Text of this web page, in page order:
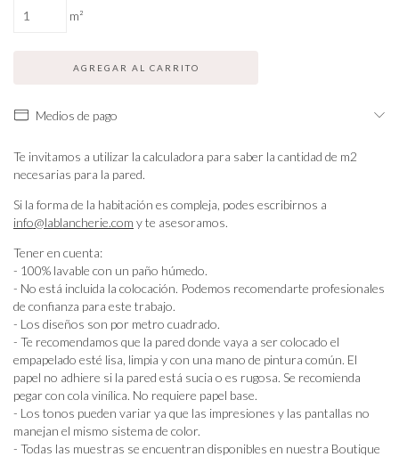
m²
Medios de pago
Te invitamos a utilizar la calculadora para saber la cantidad de m2
necesarias para la pared.
Si la forma de la habitación es compleja, podes escribirnos a
info@lablancherie.com y te asesoramos.
Tener en cuenta:
- 100% lavable con un paño húmedo.
- No está incluida la colocación. Podemos recomendarte profesionales
de confianza para este trabajo.
- Los diseños son por metro cuadrado.
- Te recomendamos que la pared donde vaya a ser colocado el
empapelado esté lisa, limpia y con una mano de pintura común. El
papel no adhiere si la pared está sucia o es rugosa. Se recomienda
pegar con cola vinílica. No requiere papel base.
- Los tonos pueden variar ya que las impresiones y las pantallas no
manejan el mismo sistema de color.
- Todas las muestras se encuentran disponibles en nuestra Boutique